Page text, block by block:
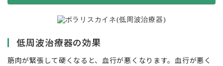
低周波治療器の効果
筋肉が緊張して硬くなると、血行が悪くなります。血行が悪く